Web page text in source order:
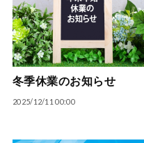
冬季休業のお知らせ
2025/12/11 00:00